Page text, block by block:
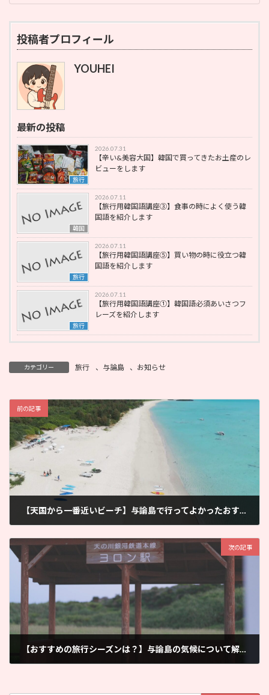
投稿者プロフィール
YOUHEI
最新の投稿
旅行
2026.07.31
【辛い&美容大国】韓国で買ってきたお土産のレ
ビューをします
韓国
2026.07.11
【旅行用韓国語講座③】食事の時によく使う韓
国語を紹介します
旅行
2026.07.11
【旅行用韓国語講座⑤】買い物の時に役立つ韓
国語を紹介します
旅行
2026.07.11
【旅行用韓国語講座①】韓国語必須あいさつフ
レーズを紹介します
カテゴリー 旅行 、 与論島 、 お知らせ
前の記事
【天国から一番近いビーチ】与論島で行ってよかったおすすめの場所5選！
次の記事
【おすすめの旅行シーズンは？】与論島の気候について解説します